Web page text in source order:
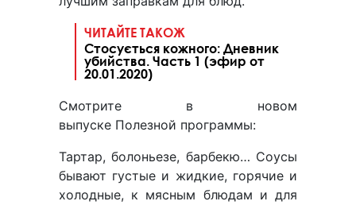
ЧИТАЙТЕ ТАКОЖ
Стосується кожного: Дневник
убийства. Часть 1 (эфир от
20.01.2020)
Смотрите в новом
выпуске Полезной программы:
Тартар, болоньезе, барбекю… Соусы
бывают густые и жидкие, горячие и
холодные, к мясным блюдам и для